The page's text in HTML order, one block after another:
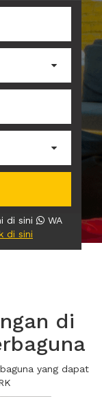
di sini
WA
di sini
di
yang dapat